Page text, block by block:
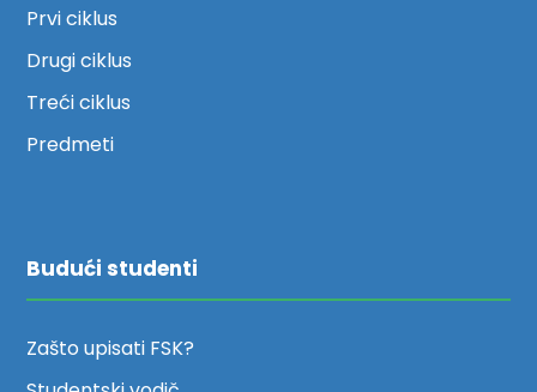
Prvi ciklus
Drugi ciklus
Treći ciklus
Predmeti
Budući studenti
Zašto upisati FSK?